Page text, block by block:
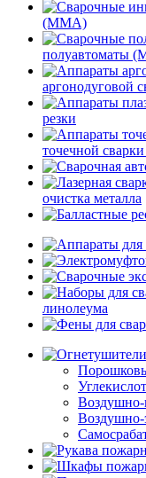
(MMA)
полуавтоматы
аргонодуговой
резки
точечной
очистка металла
линолеума